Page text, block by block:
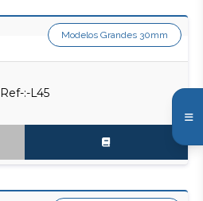
Ref-:-L45
Modelos Grandes 30mm